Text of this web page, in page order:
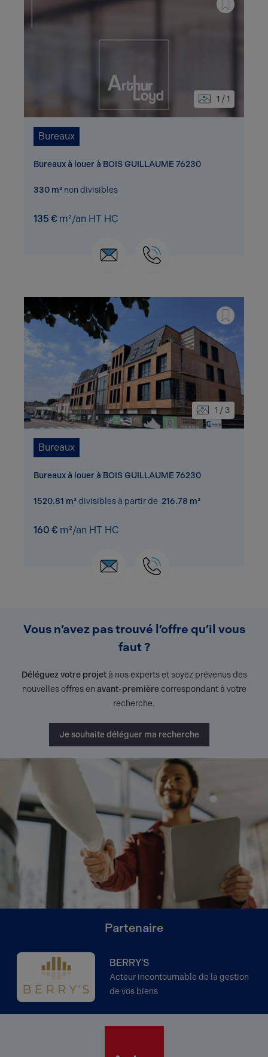
1 / 1
Bureaux
Bureaux à louer à BOIS GUILLAUME 76230
330 m² non divisibles
135 € m²/an HT HC
1 / 3
Bureaux
Bureaux à louer à BOIS GUILLAUME 76230
1520.81 m²divisibles à partir de 216.78 m²
160 € m²/an HT HC
Vous n’avez pas trouvé l’offre qu’il vous
faut ?
Déléguez votre projetà nos experts et soyez prévenus des
nouvelles offres en avant-premièrecorrespondant à votre
recherche.
Je souhaite déléguer ma recherche
Partenaire
BERRY'S
Acteur incontournable de la gestion
de vos biens